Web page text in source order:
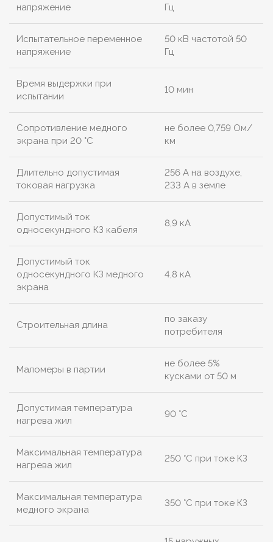
напряжение
Гц
Испытательное переменное
напряжение
50 кВ частотой 50
Гц
Время выдержки при
испытании
10 мин
Сопротивление медного
экрана при 20 °С
не более 0,759 Ом/
км
Длительно допустимая
токовая нагрузка
256 А на воздухе,
233 А в земле
Допустимый ток
односекундного КЗ кабеля
8,9 кА
Допустимый ток
односекундного КЗ медного
экрана
4,8 кА
Строительная длина
по заказу
потребителя
Маломеры в партии
не более 5%
кусками от 50 м
Допустимая температура
нагрева жил
90 °C
Максимальная температура
нагрева жил
250 °C при токе КЗ
Максимальная температура
медного экрана
350 °C при токе КЗ